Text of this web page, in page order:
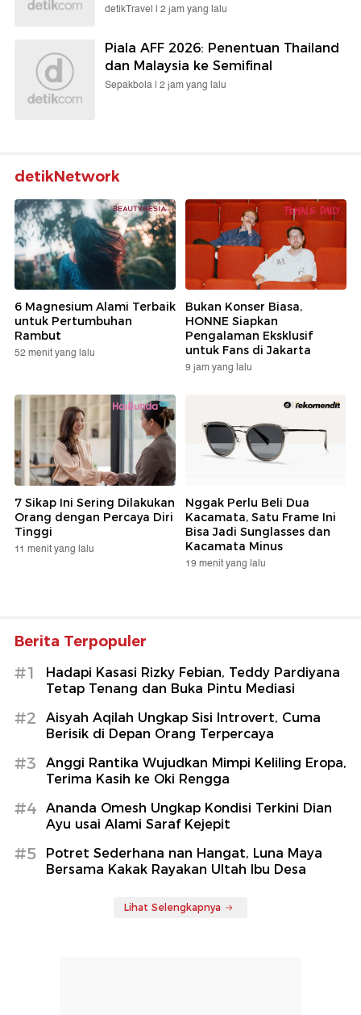
detikTravel | 2 jam yang lalu
Piala AFF 2026: Penentuan Thailand
dan Malaysia ke Semifinal
Sepakbola | 2 jam yang lalu
detikNetwork
6 Magnesium Alami Terbaik
untuk Pertumbuhan
Rambut
52 menit yang lalu
Bukan Konser Biasa,
HONNE Siapkan
Pengalaman Eksklusif
untuk Fans di Jakarta
9 jam yang lalu
7 Sikap Ini Sering Dilakukan
Orang dengan Percaya Diri
Tinggi
11 menit yang lalu
Nggak Perlu Beli Dua
Kacamata, Satu Frame Ini
Bisa Jadi Sunglasses dan
Kacamata Minus
19 menit yang lalu
Berita Terpopuler
#1
Hadapi Kasasi Rizky Febian, Teddy Pardiyana
Tetap Tenang dan Buka Pintu Mediasi
#2
Aisyah Aqilah Ungkap Sisi Introvert, Cuma
Berisik di Depan Orang Terpercaya
#3
Anggi Rantika Wujudkan Mimpi Keliling Eropa,
Terima Kasih ke Oki Rengga
#4
Ananda Omesh Ungkap Kondisi Terkini Dian
Ayu usai Alami Saraf Kejepit
#5
Potret Sederhana nan Hangat, Luna Maya
Bersama Kakak Rayakan Ultah Ibu Desa
Lihat Selengkapnya